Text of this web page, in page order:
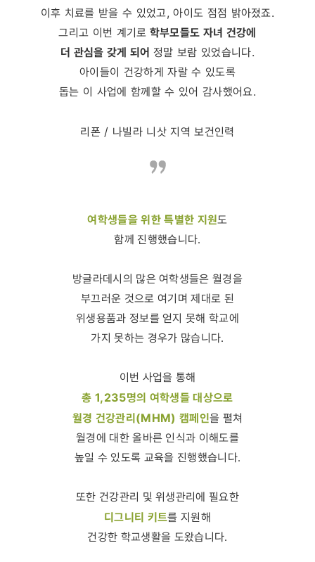
이후 치료를 받을 수 있었고, 아이도 점점 밝아졌죠.
그리고 이번 계기로 학부모들도 자녀 건강에
더 관심을 갖게 되어 정말 보람 있었습니다.
아이들이 건강하게 자랄 수 있도록
돕는 이 사업에 함께할 수 있어 감사했어요.
리폰 / 나빌라 니삿 지역 보건인력
여학생들을 위한 특별한 지원도
함께 진행했습니다.
방글라데시의 많은 여학생들은 월경을
부끄러운 것으로 여기며 제대로 된
위생용품과 정보를 얻지 못해 학교에
가지 못하는 경우가 많습니다.
이번 사업을 통해
총 1,235명의 여학생들 대상으로
월경 건강관리(MHM) 캠페인을 펼쳐
월경에 대한 올바른 인식과 이해도를
높일 수 있도록 교육을 진행했습니다.
또한 건강관리 및 위생관리에 필요한
디그니티 키트를 지원해
건강한 학교생활을 도왔습니다.